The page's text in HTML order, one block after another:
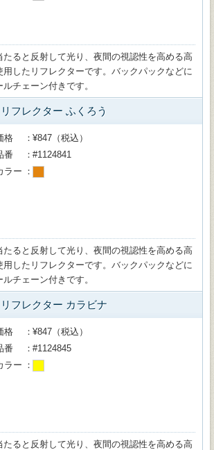
たると反射して光り、夜間の視認性を高める高
したリフレクターです。バックパックなどに
チェーン付きです。
フレクター ふくろう
格
¥847（税込）
番
#1124841
ラー
たると反射して光り、夜間の視認性を高める高
したリフレクターです。バックパックなどに
チェーン付きです。
フレクター カラビナ
格
¥847（税込）
番
#1124845
ラー
たると反射して光り、夜間の視認性を高める高